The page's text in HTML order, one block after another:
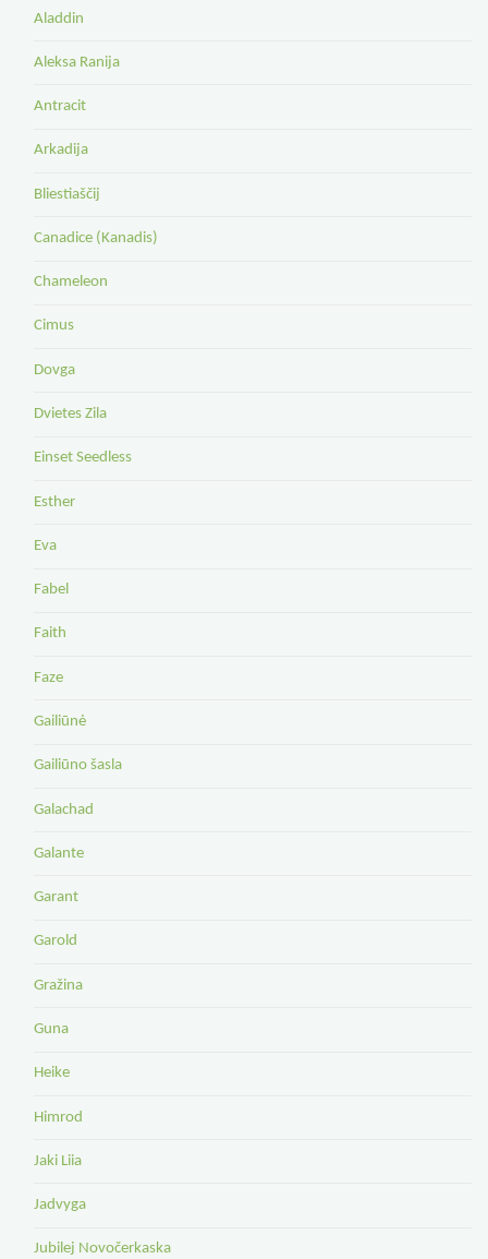
Aladdin
Aleksa Ranija
Antracit
Arkadija
Bliestiaščij
Canadice (Kanadis)
Chameleon
Cimus
Dovga
Dvietes Zila
Einset Seedless
Esther
Eva
Fabel
Faith
Faze
Gailiūnė
Gailiūno šasla
Galachad
Galante
Garant
Garold
Gražina
Guna
Heike
Himrod
Jaki Liia
Jadvyga
Jubilej Novočerkaska